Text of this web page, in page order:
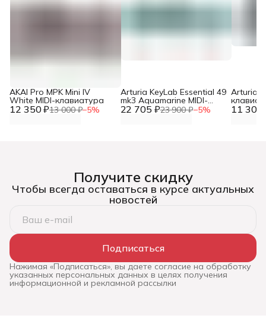
12 350 ₽13 000 ₽−5%
AKAI Pro MPK Mini IV
White MIDI-клавиатура
22 705 ₽23 900 ₽−5%
Arturia KeyLab Essential 49
mk3 Aquamarine MIDI-
клавиатура / контроллер 11 305
Arturia
с
Получите скидку
Чтобы всегда оставаться в курсе актуальных
новостей
Подписаться
Нажимая «Подписаться», вы даете согласие на обработку
указанных персональных данных в целях получения
информационной и рекламной рассылки